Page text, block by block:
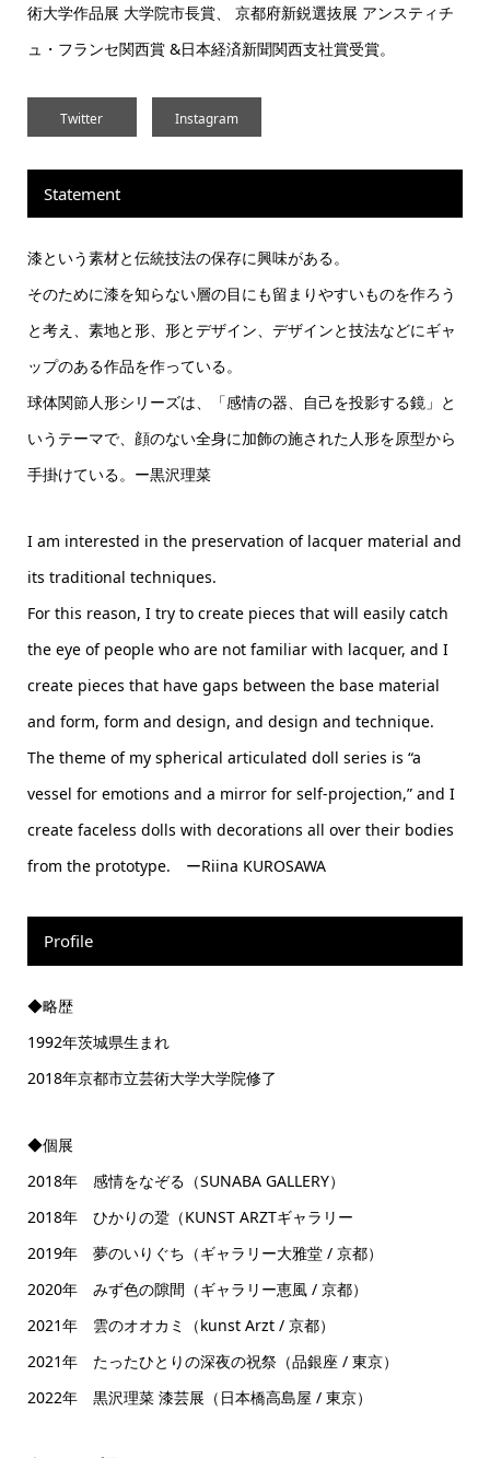
術大学作品展 大学院市長賞、 京都府新鋭選抜展 アンスティチ
ュ・フランセ関西賞 &日本経済新聞関西支社賞受賞。
Twitter Instagram
Statement
漆という素材と伝統技法の保存に興味がある。
そのために漆を知らない層の目にも留まりやすいものを作ろう
と考え、素地と形、形とデザイン、デザインと技法などにギャ
ップのある作品を作っている。
球体関節人形シリーズは、「感情の器、自己を投影する鏡」と
いうテーマで、顔のない全身に加飾の施された人形を原型から
手掛けている。ー黒沢理菜
I am interested in the preservation of lacquer material and
its traditional techniques.
For this reason, I try to create pieces that will easily catch
the eye of people who are not familiar with lacquer, and I
create pieces that have gaps between the base material
and form, form and design, and design and technique.
The theme of my spherical articulated doll series is “a
vessel for emotions and a mirror for self-projection,” and I
create faceless dolls with decorations all over their bodies
from the prototype. ーRiina KUROSAWA
Profile
◆略歴
1992年茨城県生まれ
2018年京都市立芸術大学大学院修了
◆個展
2018年 感情をなぞる（SUNABA GALLERY）
2018年 ひかりの跫（KUNST ARZTギャラリー
2019年 夢のいりぐち（ギャラリー大雅堂 / 京都）
2020年 みず色の隙間（ギャラリー恵風 / 京都）
2021年 雲のオオカミ（kunst Arzt / 京都）
2021年 たったひとりの深夜の祝祭（品銀座 / 東京）
2022年 黒沢理菜 漆芸展（日本橋高島屋 / 東京）